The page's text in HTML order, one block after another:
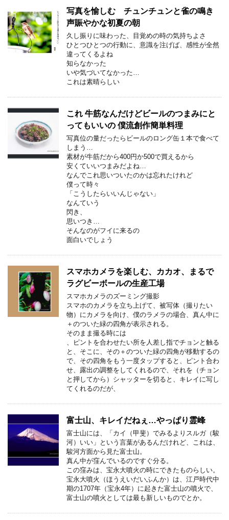
写真を愉しむ チュンチュンと雀の鳴き
声賑やかな初夏の朝
久し振りに味わった、目覚めの時の気持ちよさ
ひとつひとつの行動に、意識を注げば、感性が全然
違ってくるよね
知らなかった
いや気づいてなかった…
これは素晴らしい
これ 牛筋なんだけどビールのつまみにと
ってもいいの 僕流創作簡単料理
写真位の量だったらビールのロング缶１本で食べて
しまう…
素材が牛筋だから400円か500で買えるから
安くていいつまみだよね…
なんでこれ思いついたのかは忘れたけれど
僕って時々
「こうしたらいいんじゃない」
なんていう
閃き、
思いつき…
そんなのがフイに来るの
面白いでしょう
スマホカメラを楽しむ、カカオ、まるで
ラグビーボールの生産工場
スマホカメラのズーミング撮影
スマホのカメラを立ち上げて、被写体（撮りたい
物）にカメラを向け、僕のラメラの場合、真ん中に
＋のついた緑の四角が表示される。
そのまま撮る時には
、ピントを合わせたい所を人差し指でチョンと触る
と、そこに、その＋のついた緑の四角が移動するの
で、その四角をもう一度タップすると、ピント合わ
せ、露出の調整をしてくれるので、それを（チョン
と押してから）シャッターを切ると、キレイに写し
てくれるのだが、
富士山、キレイだねぇ…やっぱり霊峰
富士山には、「カイ（甲斐）でみるよりスルガ（駿
河）いい」という言葉があるんだけれど、これは、
駿河方面から見た富士山。
真ん中が窪んでいるのですぐ分る。
この窪みは、宝永大噴火の時にできたものらしい。
宝永大噴火（ほうえいだいふんか）は、江戸時代中
期の1707年（宝永4年）に起きた富士山の噴火で、
富士山の噴火としては最も新しいものでとか。